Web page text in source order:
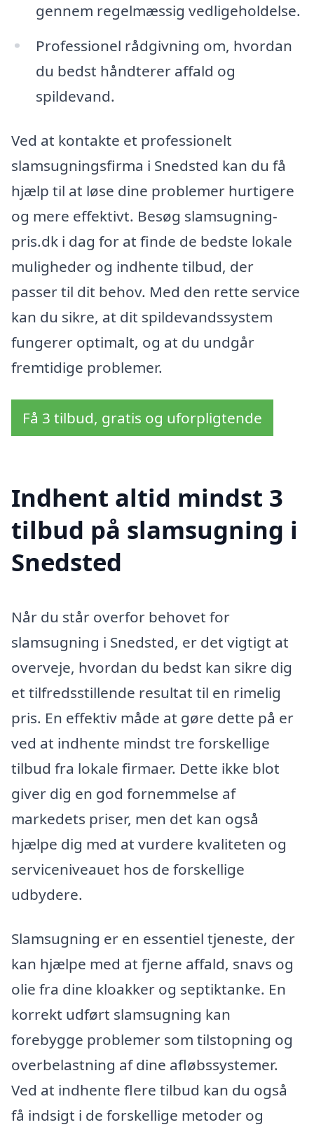
gennem regelmæssig vedligeholdelse.
Professionel rådgivning om, hvordan
du bedst håndterer affald og
spildevand.
Ved at kontakte et professionelt
slamsugningsfirma i Snedsted kan du få
hjælp til at løse dine problemer hurtigere
og mere effektivt. Besøg slamsugning-
pris.dk i dag for at finde de bedste lokale
muligheder og indhente tilbud, der
passer til dit behov. Med den rette service
kan du sikre, at dit spildevandssystem
fungerer optimalt, og at du undgår
fremtidige problemer.
Få 3 tilbud, gratis og uforpligtende
Indhent altid mindst 3
tilbud på slamsugning i
Snedsted
Når du står overfor behovet for
slamsugning i Snedsted, er det vigtigt at
overveje, hvordan du bedst kan sikre dig
et tilfredsstillende resultat til en rimelig
pris. En effektiv måde at gøre dette på er
ved at indhente mindst tre forskellige
tilbud fra lokale firmaer. Dette ikke blot
giver dig en god fornemmelse af
markedets priser, men det kan også
hjælpe dig med at vurdere kvaliteten og
serviceniveauet hos de forskellige
udbydere.
Slamsugning er en essentiel tjeneste, der
kan hjælpe med at fjerne affald, snavs og
olie fra dine kloakker og septiktanke. En
korrekt udført slamsugning kan
forebygge problemer som tilstopning og
overbelastning af dine afløbssystemer.
Ved at indhente flere tilbud kan du også
få indsigt i de forskellige metoder og